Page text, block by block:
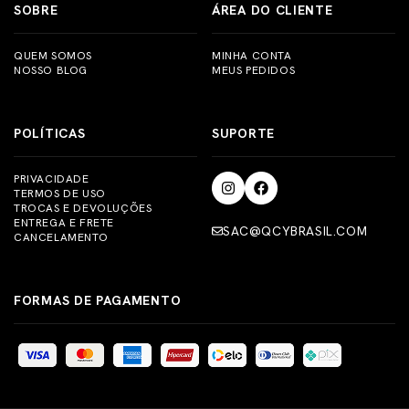
SOBRE
QUEM SOMOS
NOSSO BLOG
ÁREA DO CLIENTE
MINHA CONTA
MEUS PEDIDOS
POLÍTICAS
PRIVACIDADE
TERMOS DE USO
TROCAS E DEVOLUÇÕES
ENTREGA E FRETE
CANCELAMENTO
SUPORTE
SAC@QCYBRASIL.COM
FORMAS DE PAGAMENTO